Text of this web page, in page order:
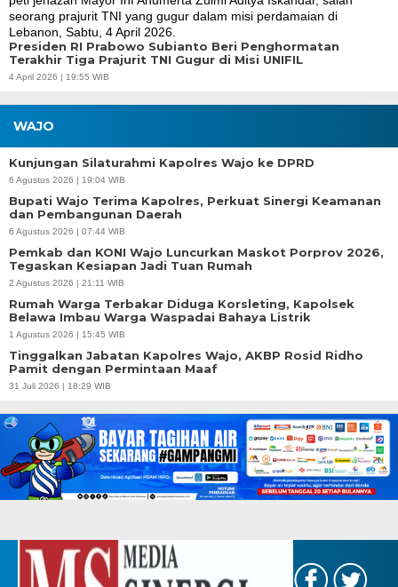
Presiden RI Prabowo Subianto Beri Penghormatan
Terakhir Tiga Prajurit TNI Gugur di Misi UNIFIL
4 April 2026 | 19:55 WIB
WAJO
Kunjungan Silaturahmi Kapolres Wajo ke DPRD
6 Agustus 2026 | 19:04 WIB
Bupati Wajo Terima Kapolres, Perkuat Sinergi Keamanan
dan Pembangunan Daerah
6 Agustus 2026 | 07:44 WIB
Pemkab dan KONI Wajo Luncurkan Maskot Porprov 2026,
Tegaskan Kesiapan Jadi Tuan Rumah
2 Agustus 2026 | 21:11 WIB
Rumah Warga Terbakar Diduga Korsleting, Kapolsek
Belawa Imbau Warga Waspadai Bahaya Listrik
1 Agustus 2026 | 15:45 WIB
Tinggalkan Jabatan Kapolres Wajo, AKBP Rosid Ridho
Pamit dengan Permintaan Maaf
31 Juli 2026 | 18:29 WIB